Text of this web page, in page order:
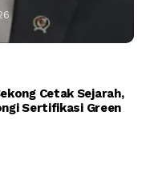
Cetak Sejarah,
Sertifikasi Green